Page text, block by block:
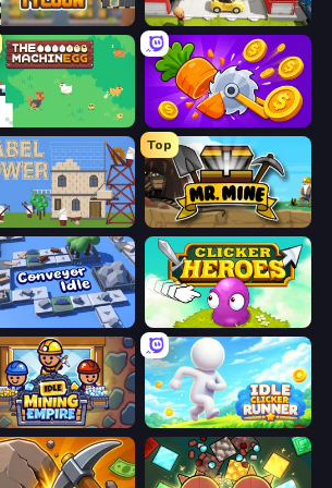
Factory Tycoon Idle Inventor
MachinEGG Farm Ring Idle
Tower
Top
Mr. Mine
Idle Clicker Heroes
Mining Empire Idle Clicker Runner